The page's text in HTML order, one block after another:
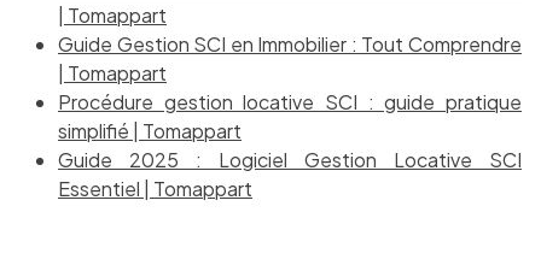
| Tomappart
Guide Gestion SCI en Immobilier : Tout Comprendre
| Tomappart
Procédure gestion locative SCI : guide pratique
simplifié | Tomappart
Guide 2025 : Logiciel Gestion Locative SCI
Essentiel | Tomappart